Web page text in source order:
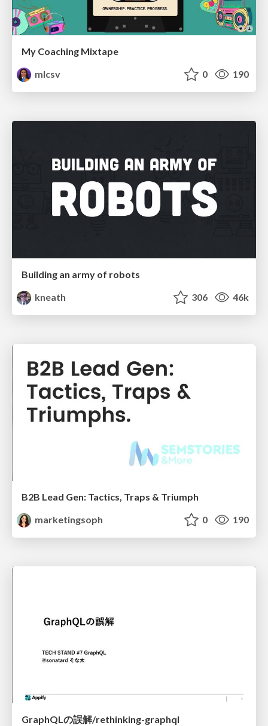
My Coaching Mixtape
mlcsv
0 190
Building an army of robots
kneath
306 46k
B2B Lead Gen: Tactics, Traps & Triumph
marketingsoph
0 190
GraphQLの誤解/rethinking-graphql